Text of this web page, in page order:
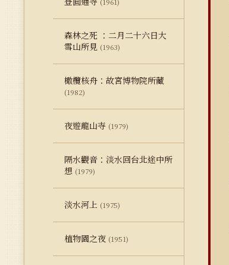
森林之死 ：二月二十六日大
雪山所見 (1963)
橄欖核舟：故宮博物院所藏
(1982)
夜遊龍山寺 (1979)
隔水觀音：淡水回台北途中所
想 (1979)
淡水河上 (1975)
植物園之夜 (1951)